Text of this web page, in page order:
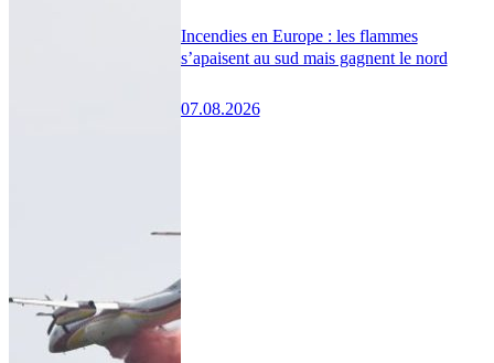
Incendies en Europe : les flammes
s’apaisent au sud mais gagnent le nord
07.08.2026